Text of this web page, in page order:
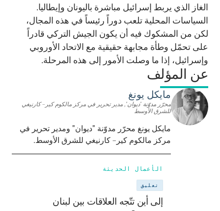
الغاز الذي يربط إسرائيل مباشرة باليونان وإيطاليا.
السياسات المحلية تلعب دوراً رئيساً في هذه المجال،
لكن من المشكوك فيه أن يكون الجيش التركي قادراً
على تحمّل وطأة مجابهة حقيقية مع الاتحاد الأوروبي
وإسرائيل، إذا ما وصلت الأمور إلى هذه المرحلة.
عن المؤلف
مايكل يونغ
محرّر مدوّنة 'ديوان', مدير تحرير في مركز مالكوم كير– كارنيغي
للشرق الأوسط
مايكل يونغ محرّر مدوّنة "ديوان" ومدير تحرير في
مركز مالكوم كير– كارنيغي للشرق الأوسط.
الأعمال الحديثة
تعليق
إلى أين تتّجه العلاقات بين لبنان